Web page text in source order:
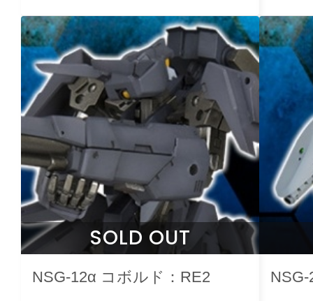
SOLD OUT
NSG-12α コボルド：RE2